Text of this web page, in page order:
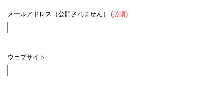
メールアドレス（公開されません） (必須)
ウェブサイト